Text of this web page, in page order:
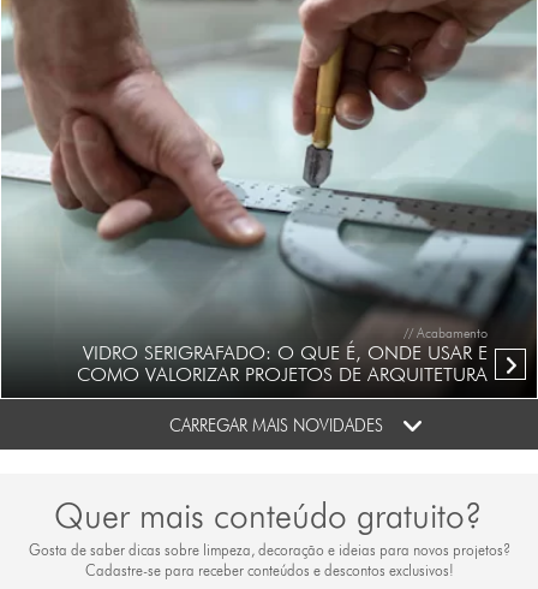
// Acabamento
VIDRO SERIGRAFADO: O QUE É, ONDE USAR E
COMO VALORIZAR PROJETOS DE ARQUITETURA
CARREGAR MAIS NOVIDADES
Quer mais conteúdo gratuito?
Gosta de saber dicas sobre limpeza, decoração e ideias para novos projetos?
Cadastre-se para receber conteúdos e descontos exclusivos!